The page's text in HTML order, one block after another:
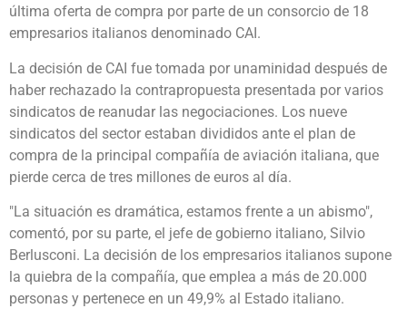
última oferta de compra por parte de un consorcio de 18
empresarios italianos denominado CAI.
La decisión de CAI fue tomada por unaminidad después de
haber rechazado la contrapropuesta presentada por varios
sindicatos de reanudar las negociaciones. Los nueve
sindicatos del sector estaban divididos ante el plan de
compra de la principal compañía de aviación italiana, que
pierde cerca de tres millones de euros al día.
"La situación es dramática, estamos frente a un abismo",
comentó, por su parte, el jefe de gobierno italiano, Silvio
Berlusconi. La decisión de los empresarios italianos supone
la quiebra de la compañía, que emplea a más de 20.000
personas y pertenece en un 49,9% al Estado italiano.